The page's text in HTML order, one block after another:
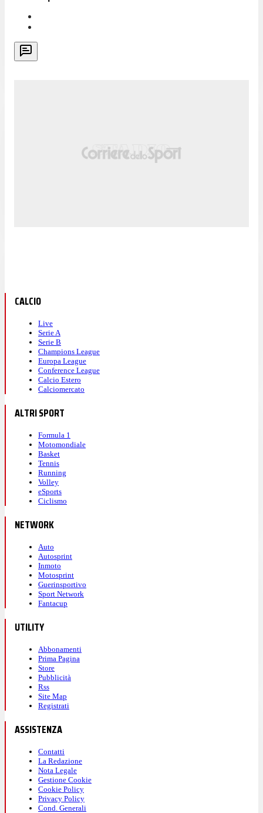
CALCIO
Live
Serie A
Serie B
Champions League
Europa League
Conference League
Calcio Estero
Calciomercato
ALTRI SPORT
Formula 1
Motomondiale
Basket
Tennis
Running
Volley
eSports
Ciclismo
NETWORK
Auto
Autosprint
Inmoto
Motosprint
Guerinsportivo
Sport Network
Fantacup
UTILITY
Abbonamenti
Prima Pagina
Store
Pubblicità
Rss
Site Map
Registrati
ASSISTENZA
Contatti
La Redazione
Nota Legale
Gestione Cookie
Cookie Policy
Privacy Policy
Cond. Generali